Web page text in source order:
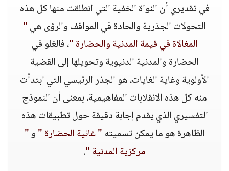
في تقديري أن النواة الخفية التي انطلقت منها كل هذه
التحولات الجذرية والحادة في المواقف والرؤى هي"
المغالاة في قيمة المدنية والحضارة "، فالغلو في
الحضارة والمدنية الدنيوية وتحويلها إلى القضية
الأولوية وغاية الغايات، هو الجذر الرئيسي التي ابتدأت
منه كل هذه الانقلابات المفاهيمية، بمعنى أن النموذج
التفسيري الذي يقدم إجابة دقيقة حول تطبيقات هذه
الظاهرة هو ما يمكن تسميته" غائية الحضارة "و"
مركزية المدنية ".